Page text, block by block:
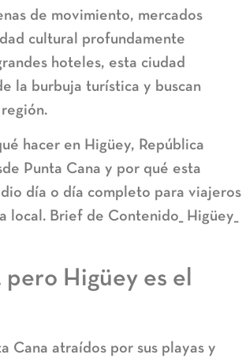
de movimiento, mercados
cultural profundamente
hoteles, esta ciudad
la burbuja turística y buscan
hacer en Higüey, República
Punta Cana y por qué esta
día o día completo para viajeros
Brief de Contenido_ Higüey_
Higüey es el
Cana atraídos por sus playas y